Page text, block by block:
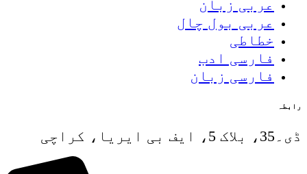
عربی زبان
عربی بول چال
خطاطی
فارسی ادب
فارسی زبان
رابطہ
ڈی۔35، بلاک 5، ایف بی ایریا، کراچی